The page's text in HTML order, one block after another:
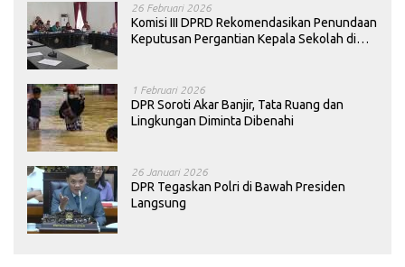
26 Februari 2026
Komisi III DPRD Rekomendasikan Penundaan
Keputusan Pergantian Kepala Sekolah di
1 Februari 2026
DPR Soroti Akar Banjir, Tata Ruang dan
Lingkungan Diminta Dibenahi
26 Januari 2026
DPR Tegaskan Polri di Bawah Presiden
Langsung